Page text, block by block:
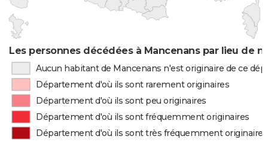
Les personnes décédées à Mancenans par lieu de
Aucun habitant de Mancenans n'est originaire de ce
Département d'où ils sont rarement originaires
Département d'où ils sont peu originaires
Département d'où ils sont fréquemment originaires
Département d'où ils sont très fréquemment originaires